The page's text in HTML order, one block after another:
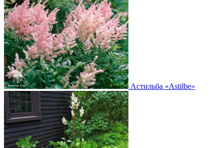
Астильба «Astilbe»